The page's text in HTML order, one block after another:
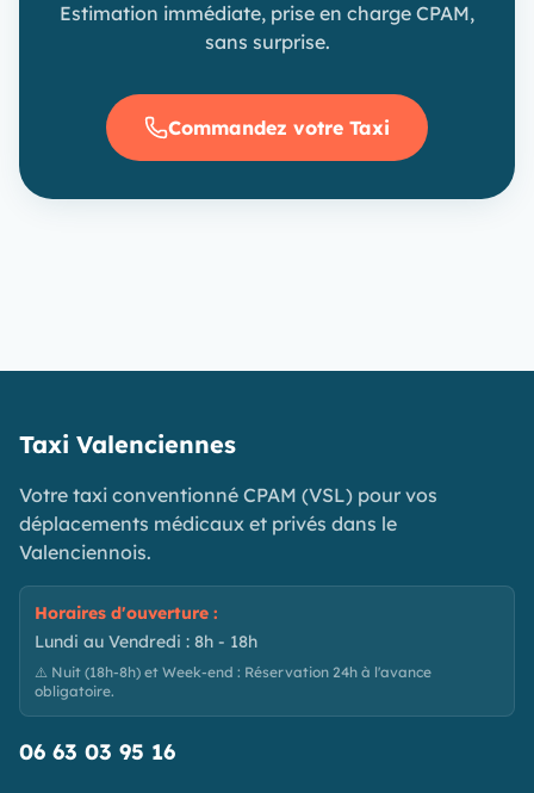
Estimation immédiate, prise en charge CPAM,
sans surprise.
Commandez votre Taxi
Taxi Valenciennes
Votre taxi conventionné CPAM (VSL) pour vos
déplacements médicaux et privés dans le
Valenciennois.
Horaires d'ouverture :
Lundi au Vendredi : 8h - 18h
⚠️ Nuit (18h-8h) et Week-end : Réservation 24h à l'avance
obligatoire.
06 63 03 95 16